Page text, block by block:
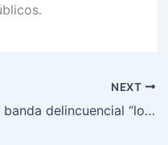
NEXT
Capturan banda delincuencial “los cetre“ en Soacha